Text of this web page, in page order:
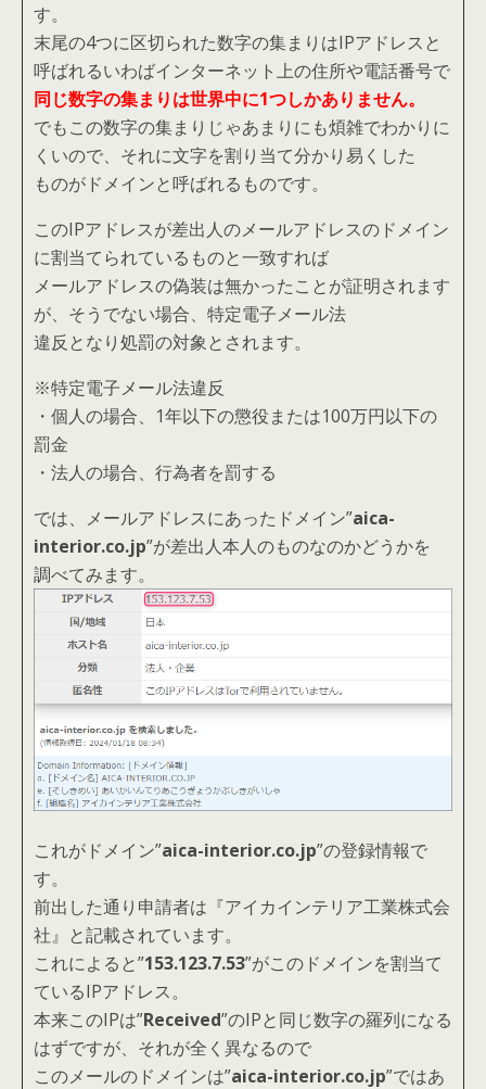
す。
末尾の4つに区切られた数字の集まりはIPアドレスと
呼ばれるいわばインターネット上の住所や電話番号で
同じ数字の集まりは世界中に1つしかありません。
でもこの数字の集まりじゃあまりにも煩雑でわかりに
くいので、それに文字を割り当て分かり易くした
ものがドメインと呼ばれるものです。
このIPアドレスが差出人のメールアドレスのドメイン
に割当てられているものと一致すれば
メールアドレスの偽装は無かったことが証明されます
が、そうでない場合、特定電子メール法
違反となり処罰の対象とされます。
※特定電子メール法違反
・個人の場合、1年以下の懲役または100万円以下の
罰金
・法人の場合、行為者を罰する
では、メールアドレスにあったドメイン”aica-
interior.co.jp”が差出人本人のものなのかどうかを
調べてみます。
これがドメイン”aica-interior.co.jp”の登録情報で
す。
前出した通り申請者は『アイカインテリア工業株式会
社』と記載されています。
これによると”153.123.7.53”がこのドメインを割当て
ているIPアドレス。
本来このIPは”Received”のIPと同じ数字の羅列になる
はずですが、それが全く異なるので
このメールのドメインは”aica-interior.co.jp”ではあ